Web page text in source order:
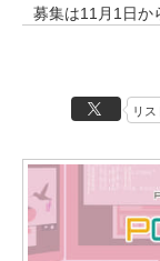
募集は11月1日か
リス